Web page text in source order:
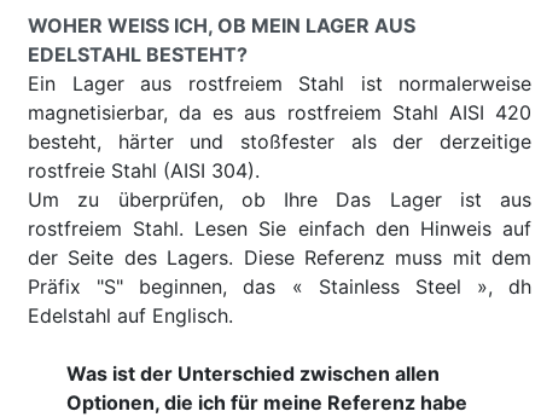
WOHER WEISS ICH, OB MEIN LAGER AUS E
DELSTAHL BESTEHT?
Ein Lager aus rostfreiem Stahl ist normalerweise
magnetisierbar, da es aus rostfreiem Stahl AISI 420
besteht, härter und stoßfester als der derzeitige
rostfreie Stahl (AISI 304).
Um zu überprüfen, ob Ihre Das Lager ist aus
rostfreiem Stahl. Lesen Sie einfach den Hinweis auf
der Seite des Lagers. Diese Referenz muss mit dem
Präfix "S" beginnen, das « Stainless Steel », dh
Edelstahl auf Englisch.
Was ist der Unterschied zwischen allen
Optionen, die ich für meine Referenz habe